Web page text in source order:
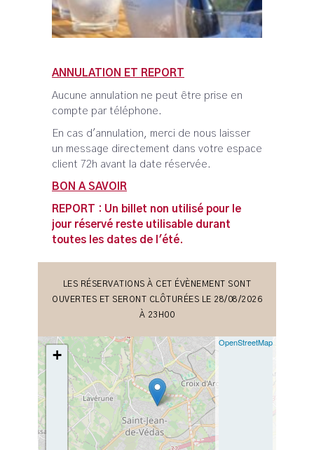
ANNULATION ET REPORT
Aucune annulation ne peut être prise en
compte par téléphone.
En cas d'annulation, merci de nous laisser
un message directement dans votre espace
client 72h avant la date réservée.
BON A SAVOIR
REPORT : Un billet non utilisé pour le
jour réservé reste utilisable durant
toutes les dates de l'été.
LES RÉSERVATIONS À CET ÉVÈNEMENT SONT
OUVERTES ET SERONT CLÔTURÉES LE 28/08/2026
À 23H00
+
OpenStreetMap